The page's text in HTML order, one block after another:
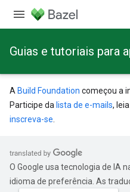
Guias e tutoriais para
A Build Foundation começou a
Participe da lista de e-mails,
inscreva-se
O Google usa tecnologia de IA
idioma de preferência. As